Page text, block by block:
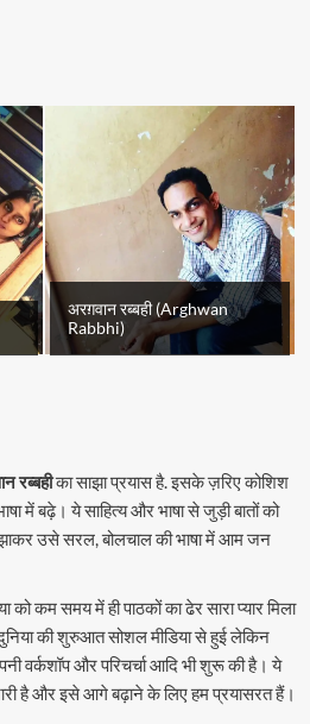
अरग़वान रब्बही (Arghwan
Rabbhi)
रब्बहीका साझा प्रयास है. इसके ज़रिए कोशिश
में बढ़े। ये साहित्य और भाषा से जुड़ी बातों को
उसे सरल, बोलचाल की भाषा में आम जन
को कम समय में ही पाठकों का ढेर सारा प्यार मिला
की शुरुआत सोशल मीडिया से हुई लेकिन
वर्कशॉप और परिचर्चा आदि भी शुरू की है। ये
है और इसे आगे बढ़ाने के लिए हम प्रयासरत हैं।